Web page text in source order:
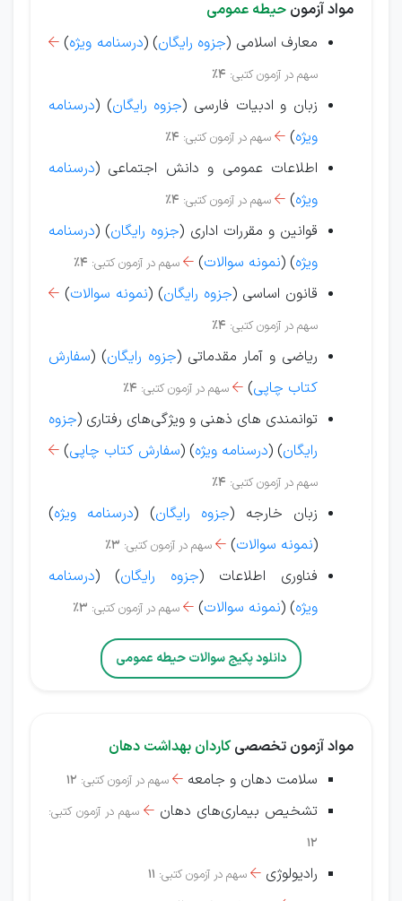
مواد آزمون حیطه عمومی
معارف اسلامی (جزوه رایگان) (درسنامه ویژه)

سهم در آزمون کتبی: 4%
زبان و ادبیات فارسی (جزوه رایگان) (درسنامه
ویژه)
 سهم در آزمون کتبی: 4%
اطلاعات عمومی و دانش اجتماعی (درسنامه
ویژه)
 سهم در آزمون کتبی: 4%
قوانین و مقررات اداری (جزوه رایگان) (درسنامه
ویژه)
(نمونه سوالات)
 سهم در آزمون کتبی: 4%
قانون اساسی (جزوه رایگان) (نمونه سوالات)

سهم در آزمون کتبی: 4%
ریاضی و آمار مقدماتی (جزوه رایگان) (سفارش
کتاب چاپی)
 سهم در آزمون کتبی: 4%
توانمندی های ذهنی و ویژگی‌های رفتاری (جزوه
رایگان) (درسنامه ویژه) (سفارش کتاب چاپی)

سهم در آزمون کتبی: 4%
زبان خارجه (جزوه رایگان) (درسنامه ویژه)
(نمونه سوالات)
 سهم در آزمون کتبی: 3%
فناوری اطلاعات (جزوه رایگان) (درسنامه
ویژه)
(نمونه سوالات)
 سهم در آزمون کتبی: 3%
دانلود پکیج سوالات حیطه عمومی
مواد آزمون تخصصیکاردان بهداشت دهان
سلامت دهان و جامعه  سهم در آزمون کتبی: 12
تشخیص بیماری‌های دهان  سهم در آزمون کتبی:
12
رادیولوژی  سهم در آزمون کتبی: 11